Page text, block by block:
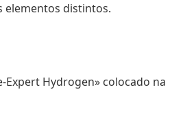
elementos distintos.
Expert Hydrogen» colocado na